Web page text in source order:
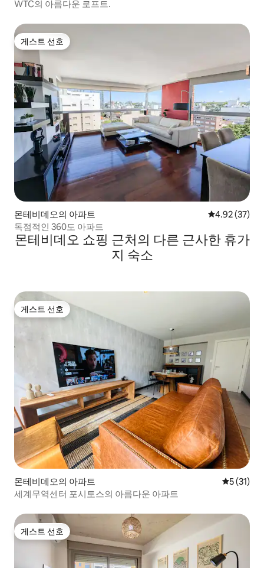
WTC의 아름다운 로프트.
게스트 선호
게스트 선호
몬테비데오의 아파트 평점 4.92점(5
4.92 (37)
독점적인 360도 아파트
몬테비데오 쇼핑 근처의 다른 근사한 휴가
지 숙소
게스트 선호
게스트 선호
몬테비데오의 아파트 평점 5점
5 (31)
세계무역센터 포시토스의 아름다운 아파트
게스트 선호
게스트 선호